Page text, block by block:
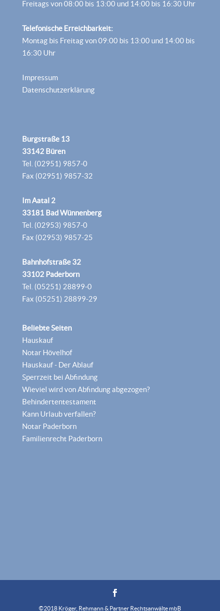
Freitags von 08:00 bis 13:00 und 14:00 bis 16:30 Uhr
Telefonische Erreichbarkeit:
Montag bis Freitag von 09:00 bis 13:00 und 14:00 bis
16:30 Uhr
Impressum
Datenschutzerklärung
Burgstraße 13
33142 Büren
Tel. (02951) 9857-0
Fax (02951) 9857-32
Im Aatal 2
33181 Bad Wünnenberg
Tel. (02953) 9857-0
Fax (02953) 9857-25
Bahnhofstraße 32
33102 Paderborn
Tel. (05251) 28899-0
Fax (05251) 28899-29
Beliebte Seiten
Hauskauf
Notar Hövelhof
Hauskauf - Der Ablauf
Sperrzeit bei Abfindung
Wieviel wird von Abfindung abgezogen?
Behindertentestament
Kann Urlaub verfallen?
Notar Paderborn
Familienrecht Paderborn
©2018 Kröger, Rehmann & Partner Rechtsanwälte mbB